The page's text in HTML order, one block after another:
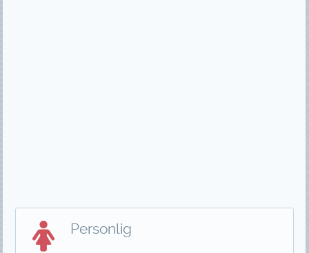
Personlig